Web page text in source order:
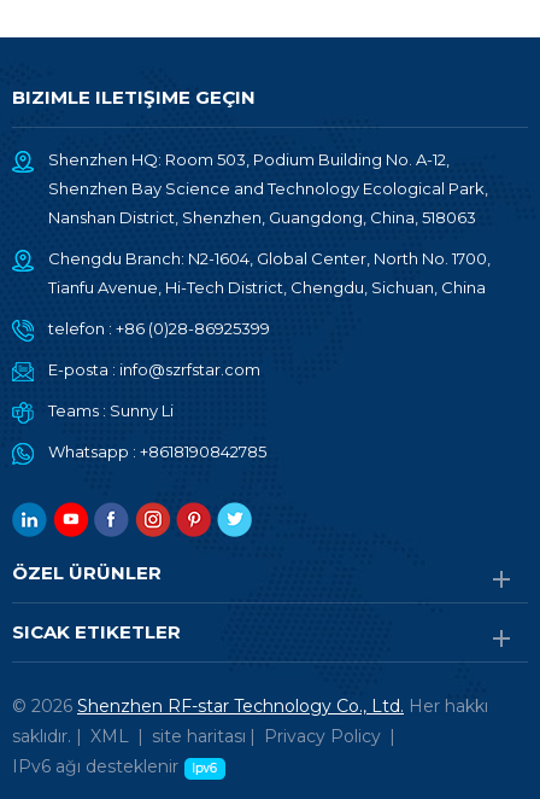
BIZIMLE ILETIŞIME GEÇIN
Shenzhen HQ: Room 503, Podium Building No. A-12,
Shenzhen Bay Science and Technology Ecological Park,
Nanshan District, Shenzhen, Guangdong, China, 518063
Chengdu Branch: N2-1604, Global Center, North No. 1700,
Tianfu Avenue, Hi-Tech District, Chengdu, Sichuan, China
telefon : +86 (0)28-86925399
E-posta : info@szrfstar.com
Teams : Sunny Li
Whatsapp : +8618190842785
ÖZEL ÜRÜNLER
SICAK ETIKETLER
© 2026 Shenzhen RF-star Technology Co., Ltd. Her hakkı
saklıdır. | XML | site haritası | Privacy Policy |
IPv6 ağı desteklenir